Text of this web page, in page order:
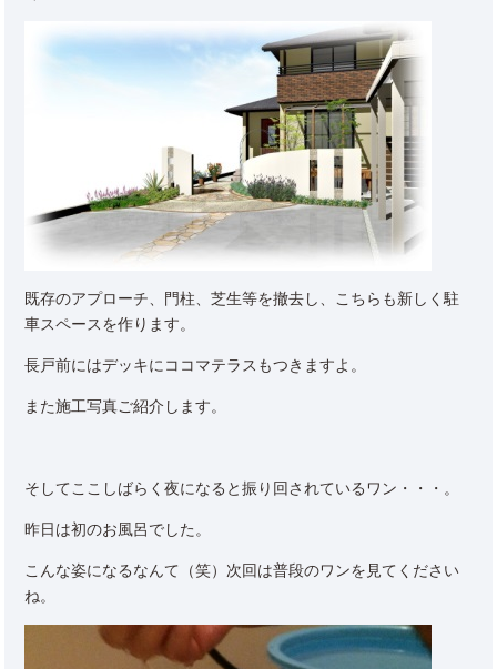
既存のアプローチ、門柱、芝生等を撤去し、こちらも新しく駐
車スペースを作ります。
長戸前にはデッキにココマテラスもつきますよ。
また施工写真ご紹介します。
そしてここしばらく夜になると振り回されているワン・・・。
昨日は初のお風呂でした。
こんな姿になるなんて（笑）次回は普段のワンを見てください
ね。